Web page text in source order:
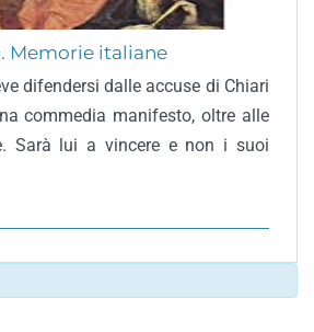
Memorie italiane
difendersi dalle accuse di Chiari
commedia manifesto, oltre alle
Sarà lui a vincere e non i suoi